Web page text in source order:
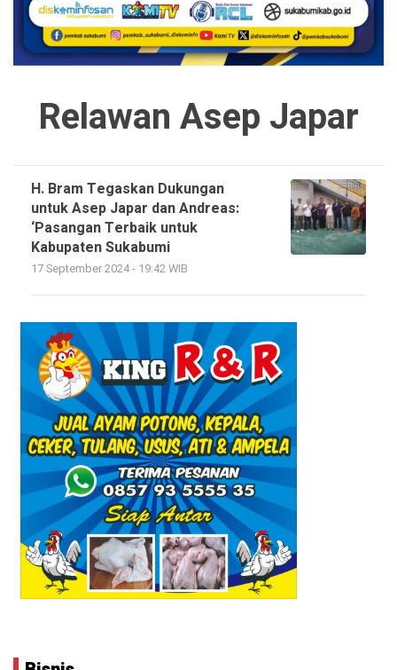
Relawan Asep Japar
H. Bram Tegaskan Dukungan
untuk Asep Japar dan Andreas:
‘Pasangan Terbaik untuk
Kabupaten Sukabumi
17 September 2024 - 19:42 WIB